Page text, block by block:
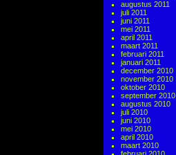
augustus 2011
juli 2011
juni 2011
mei 2011
april 2011
maart 2011
februari 2011
januari 2011
december 2010
november 2010
oktober 2010
september 2010
augustus 2010
juli 2010
juni 2010
mei 2010
april 2010
maart 2010